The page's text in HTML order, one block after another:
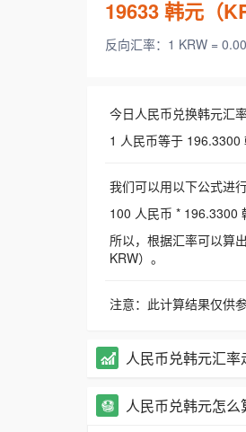
19633韩元（
反向汇率：1 KRW =
今日人民币兑换韩元汇率
1 人民币等于 196.3300
我们可以用以下公式进行
100 人民币 * 196.3300
所以，根据汇率可以算
KRW）。
注意：此计算结果仅供
人民币兑韩元汇率
人民币兑韩元怎么